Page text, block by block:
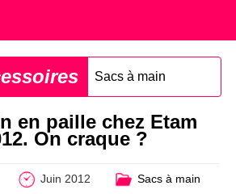
Sacs à main
en paille chez Etam
On craque ?
Juin 2012 Sacs à main